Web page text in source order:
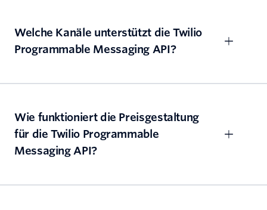
Welche Kanäle unterstützt die Twilio
Programmable Messaging API?
Wie funktioniert die Preisgestaltung
für die Twilio Programmable
Messaging API?